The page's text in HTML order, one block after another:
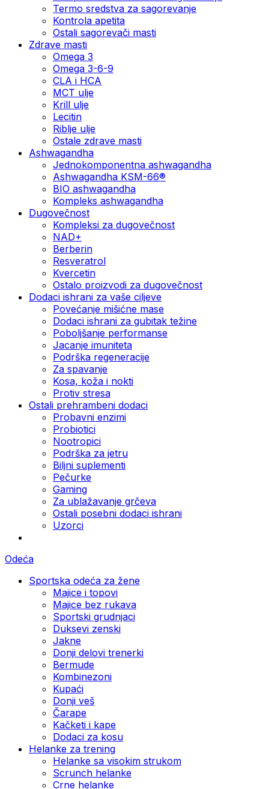
Termo sredstva za sagorevanje
Kontrola apetita
Ostali sagorevači masti
Zdrave masti
Omega 3
Omega 3-6-9
CLA i HCA
MCT ulje
Krill ulje
Lecitin
Riblje ulje
Ostale zdrave masti
Ashwagandha
Jednokomponentna ashwagandha
Ashwagandha KSM-66®
BIO ashwagandha
Kompleks ashwagandha
Dugovečnost
Kompleksi za dugovečnost
NAD+
Berberin
Resveratrol
Kvercetin
Ostalo proizvodi za dugovečnost
Dodaci ishrani za vaše ciljeve
Povećanje mišićne mase
Dodaci ishrani za gubitak težine
Poboljšanje performanse
Jacanje imuniteta
Podrška regeneracije
Za spavanje
Kosa, koža i nokti
Protiv stresa
Ostali prehrambeni dodaci
Probavni enzimi
Probiotici
Nootropici
Podrška za jetru
Biljni suplementi
Pečurke
Gaming
Za ublažavanje grčeva
Ostali posebni dodaci ishrani
Uzorci
Odeća
Sportska odeća za žene
Majice i topovi
Majice bez rukava
Sportski grudnjaci
Duksevi zenski
Jakne
Donji delovi trenerki
Bermude
Kombinezoni
Kupaći
Donji veš
Čarape
Kačketi i kape
Dodaci za kosu
Helanke za trening
Helanke sa visokim strukom
Scrunch helanke
Crne helanke